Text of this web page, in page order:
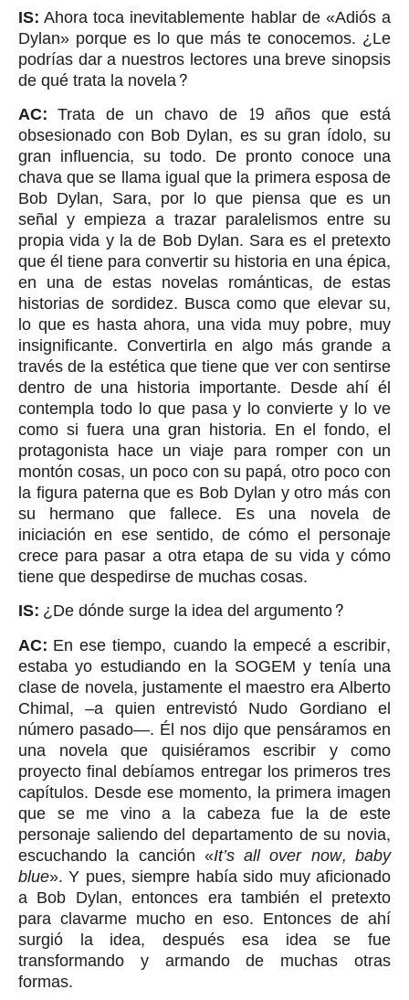
IS:Ahora toca inevitablemente hablar de «Adiós a
Dylan» porque es lo que más te conocemos. ¿Le
podrías dar a nuestros lectores una breve sinopsis
de qué trata la novela?
AC: Trata de un chavo de 19 años que está
obsesionado con Bob Dylan, es su gran ídolo, su
gran influencia, su todo. De pronto conoce una
chava que se llama igual que la primera esposa de
Bob Dylan, Sara, por lo que piensa que es un
señal y empieza a trazar paralelismos entre su
propia vida y la de Bob Dylan. Sara es el pretexto
que él tiene para convertir su historia en una épica,
en una de estas novelas románticas, de estas
historias de sordidez. Busca como que elevar su,
lo que es hasta ahora, una vida muy pobre, muy
insignificante. Convertirla en algo más grande a
través de la estética que tiene que ver con sentirse
dentro de una historia importante. Desde ahí él
contempla todo lo que pasa y lo convierte y lo ve
como si fuera una gran historia. En el fondo, el
protagonista hace un viaje para romper con un
montón cosas, un poco con su papá, otro poco con
la figura paterna que es Bob Dylan y otro más con
su hermano que fallece. Es una novela de
iniciación en ese sentido, de cómo el personaje
crece para pasar a otra etapa de su vida y cómo
tiene que despedirse de muchas cosas.
IS:¿De dónde surge la idea del argumento?
AC: En ese tiempo, cuando la empecé a escribir,
estaba yo estudiando en la SOGEM y tenía una
clase de novela, justamente el maestro era Alberto
Chimal, –a quien entrevistó Nudo Gordiano el
número pasado—. Él nos dijo que pensáramos en
una novela que quisiéramos escribir y como
proyecto final debíamos entregar los primeros tres
capítulos. Desde ese momento, la primera imagen
que se me vino a la cabeza fue la de este
personaje saliendo del departamento de su novia,
escuchando la canción «It’s all over now, baby
blue». Y pues, siempre había sido muy aficionado
a Bob Dylan, entonces era también el pretexto
para clavarme mucho en eso. Entonces de ahí
surgió la idea, después esa idea se fue
transformando y armando de muchas otras
formas.